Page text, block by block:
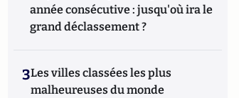
année consécutive : jusqu'où ira le
grand déclassement ?
3Les villes classées les plus
malheureuses du monde